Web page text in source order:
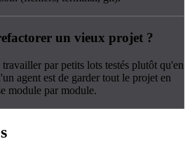
un vieux projet ?
par petits lots testés plutôt qu'en
agent est de garder tout le projet en
module par module.